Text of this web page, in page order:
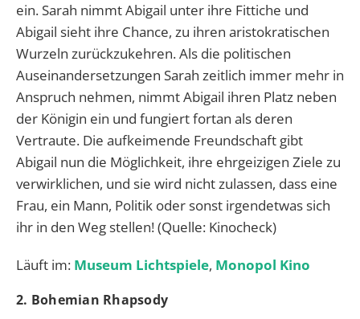
ein. Sarah nimmt Abigail unter ihre Fittiche und
Abigail sieht ihre Chance, zu ihren aristokratischen
Wurzeln zurückzukehren. Als die politischen
Auseinandersetzungen Sarah zeitlich immer mehr in
Anspruch nehmen, nimmt Abigail ihren Platz neben
der Königin ein und fungiert fortan als deren
Vertraute. Die aufkeimende Freundschaft gibt
Abigail nun die Möglichkeit, ihre ehrgeizigen Ziele zu
verwirklichen, und sie wird nicht zulassen, dass eine
Frau, ein Mann, Politik oder sonst irgendetwas sich
ihr in den Weg stellen! (Quelle: Kinocheck)
Läuft im: Museum Lichtspiele, Monopol Kino
2. Bohemian Rhapsody